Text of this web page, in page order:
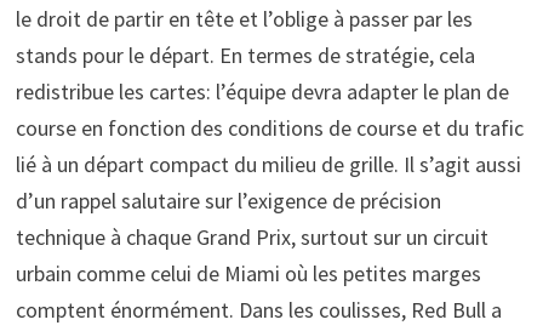
le droit de partir en tête et l’oblige à passer par les
stands pour le départ. En termes de stratégie, cela
redistribue les cartes: l’équipe devra adapter le plan de
course en fonction des conditions de course et du trafic
lié à un départ compact du milieu de grille. Il s’agit aussi
d’un rappel salutaire sur l’exigence de précision
technique à chaque Grand Prix, surtout sur un circuit
urbain comme celui de Miami où les petites marges
comptent énormément. Dans les coulisses, Red Bull a